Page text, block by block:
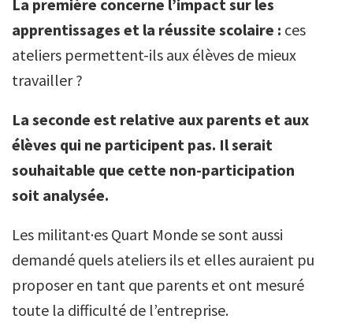
La première concerne l’impact sur les
apprentissages et la réussite scolaire : ces
ateliers permettent-ils aux élèves de mieux
travailler ?
La seconde est relative aux parents et aux
élèves qui ne participent pas. Il serait
souhaitable que cette non-participation
soit analysée.
Les militant·es Quart Monde se sont aussi
demandé quels ateliers ils et elles auraient pu
proposer en tant que parents et ont mesuré
toute la difficulté de l’entreprise.